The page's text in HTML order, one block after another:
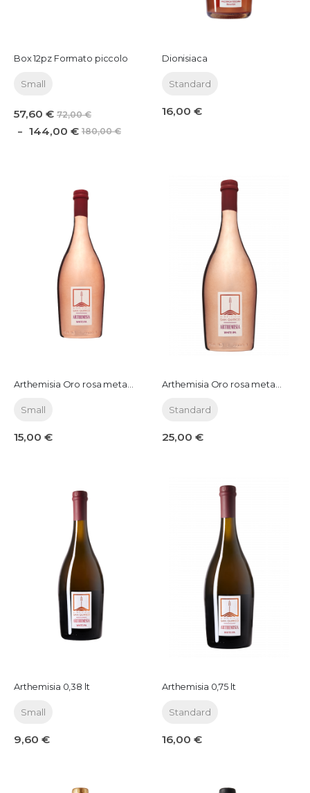
Box 12pz Formato piccolo
Small
57,60 € 72,00 €
144,00 € 180,00 €
Dionisiaca
Standard
16,00 €
Small
15,00 €
Standard
25,00 €
Arthemisia 0,38 lt
Small
9,60 €
Arthemisia 0,75 lt
Standard
16,00 €